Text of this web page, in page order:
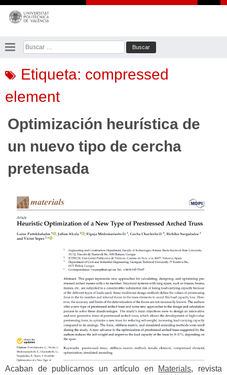
Saltar
contenido
Buscar:
Etiqueta: compressed
element
Optimización heurística de
un nuevo tipo de cercha
pretensada
Acaban de publicarnos un artículo en Materials, revista